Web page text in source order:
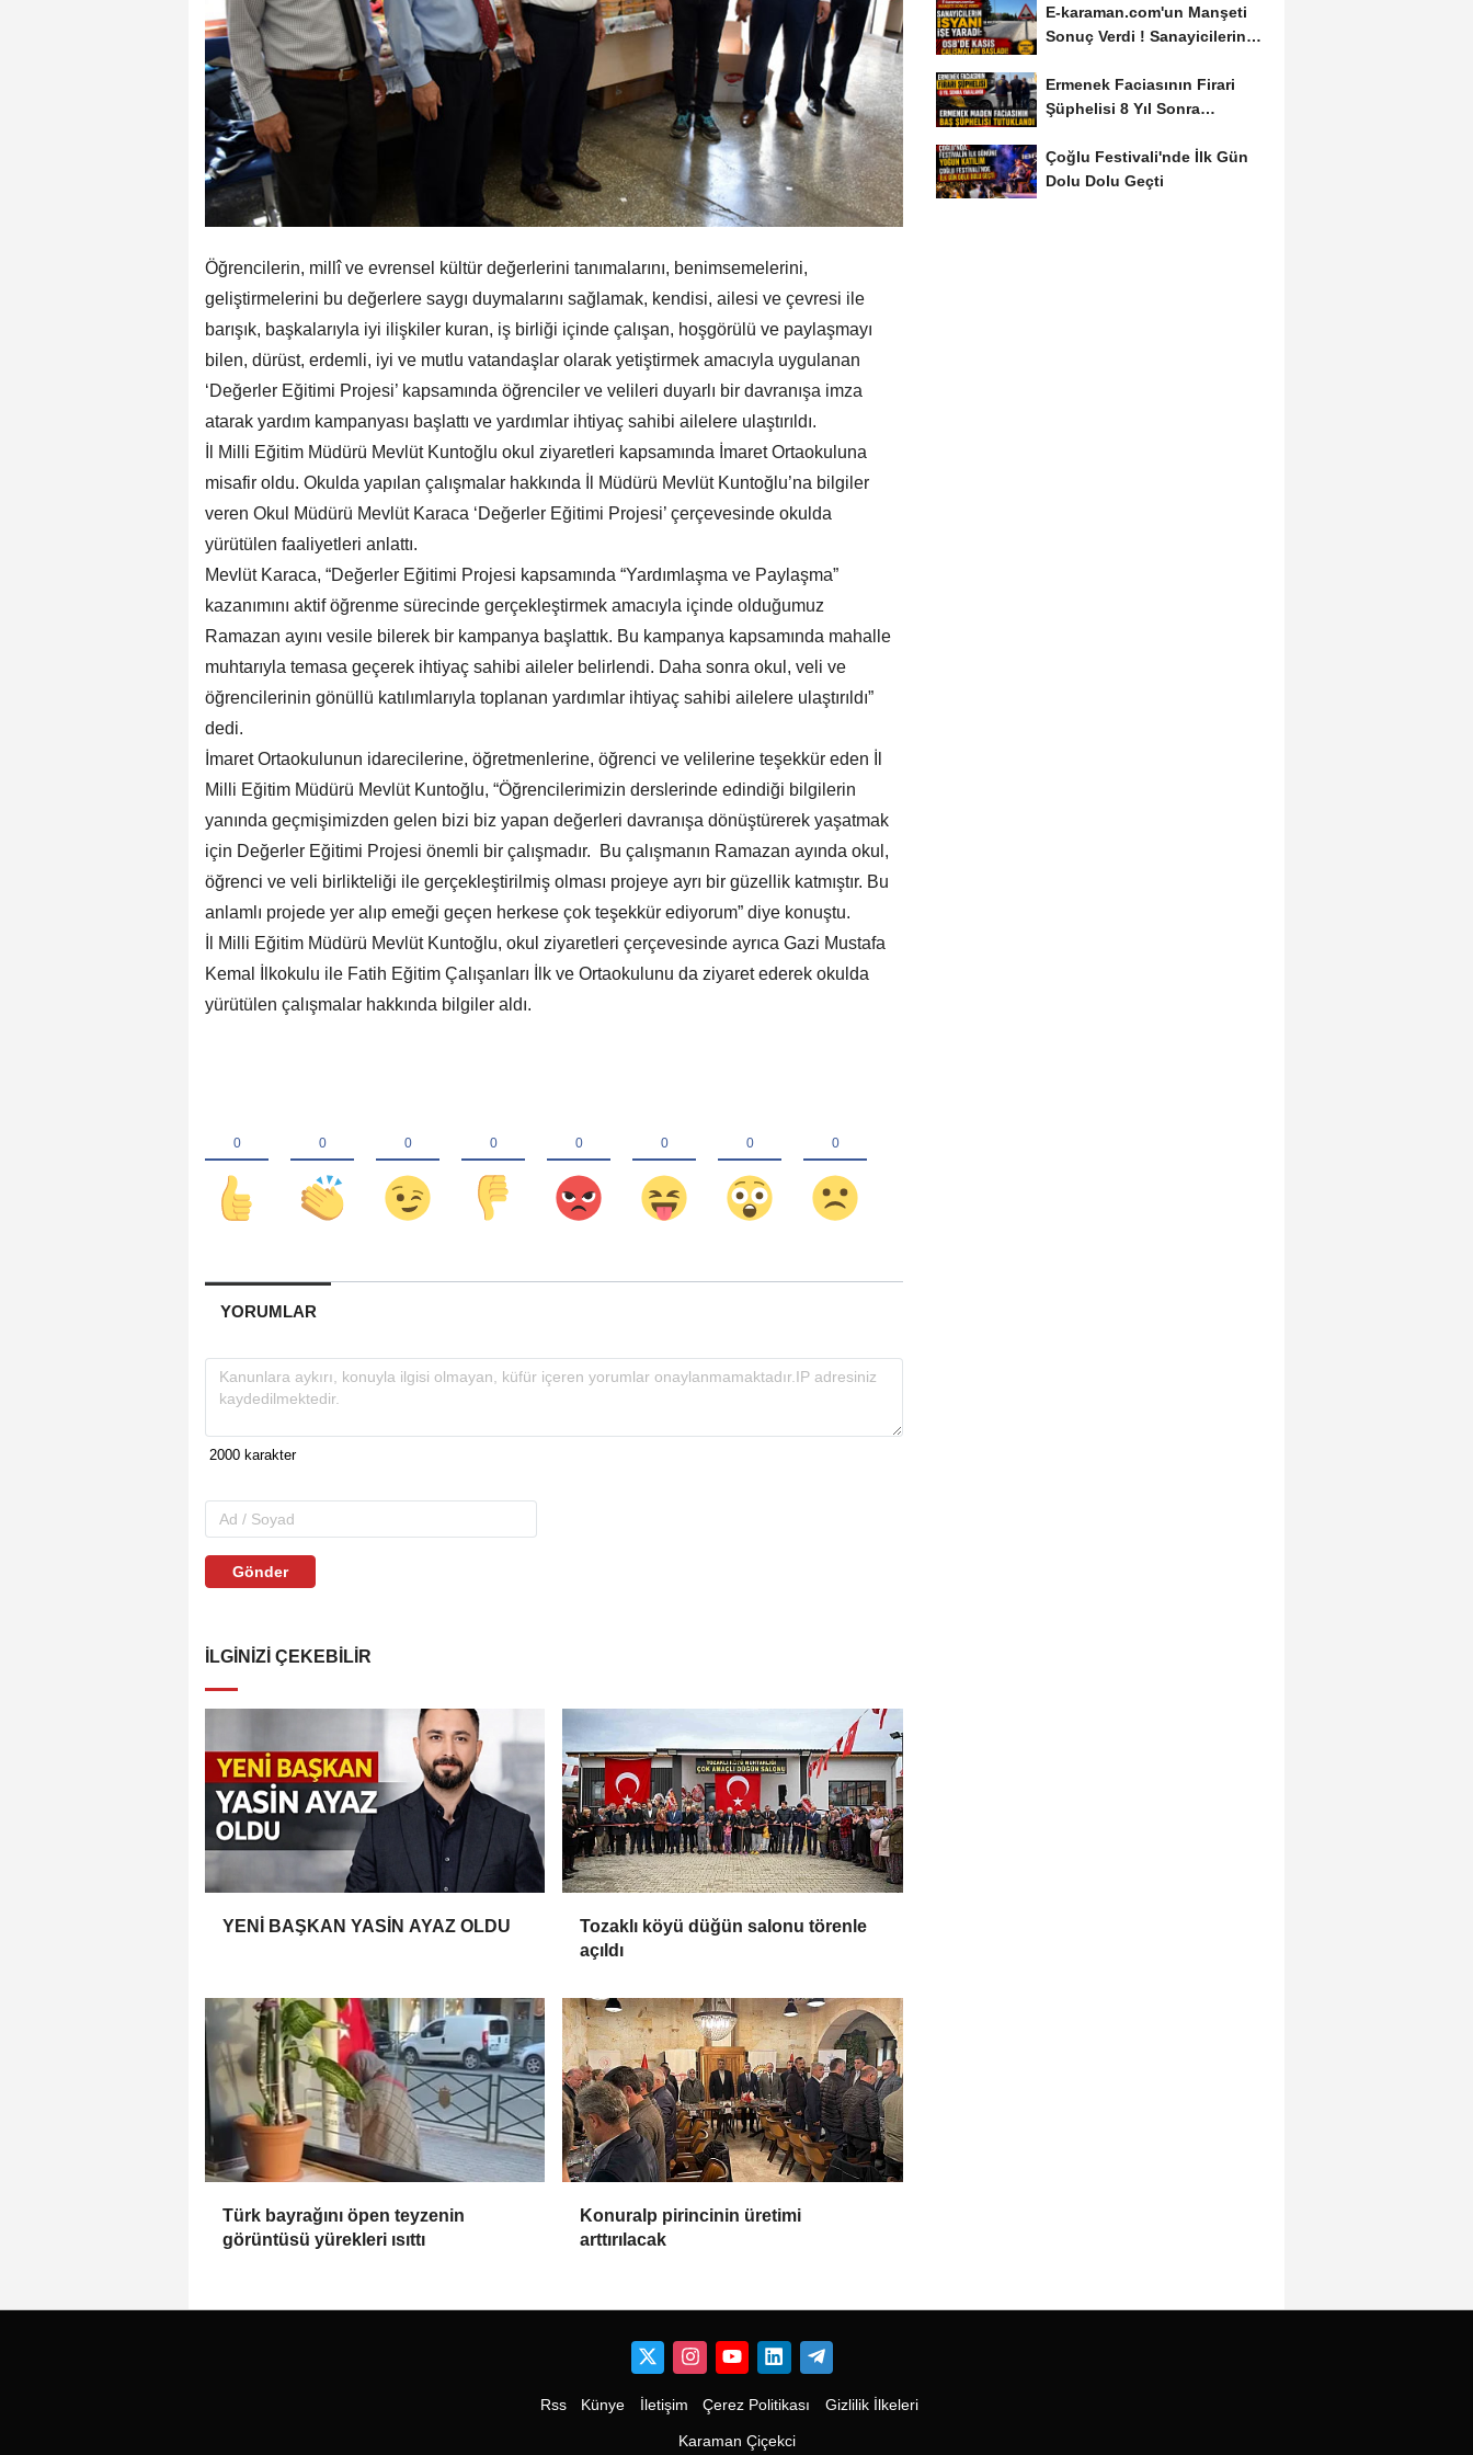
Öğrencilerin, millî ve evrensel kültür değerlerini tanımalarını, benimsemelerini,
geliştirmelerini bu değerlere saygı duymalarını sağlamak, kendisi, ailesi ve çevresi ile
barışık, başkalarıyla iyi ilişkiler kuran, iş birliği içinde çalışan, hoşgörülü ve paylaşmayı
bilen, dürüst, erdemli, iyi ve mutlu vatandaşlar olarak yetiştirmek amacıyla uygulanan
‘Değerler Eğitimi Projesi’ kapsamında öğrenciler ve velileri duyarlı bir davranışa imza
atarak yardım kampanyası başlattı ve yardımlar ihtiyaç sahibi ailelere ulaştırıldı.
İl Milli Eğitim Müdürü Mevlüt Kuntoğlu okul ziyaretleri kapsamında İmaret Ortaokuluna
misafir oldu. Okulda yapılan çalışmalar hakkında İl Müdürü Mevlüt Kuntoğlu’na bilgiler
veren Okul Müdürü Mevlüt Karaca ‘Değerler Eğitimi Projesi’ çerçevesinde okulda
yürütülen faaliyetleri anlattı.
Mevlüt Karaca, “Değerler Eğitimi Projesi kapsamında “Yardımlaşma ve Paylaşma”
kazanımını aktif öğrenme sürecinde gerçekleştirmek amacıyla içinde olduğumuz
Ramazan ayını vesile bilerek bir kampanya başlattık. Bu kampanya kapsamında mahalle
muhtarıyla temasa geçerek ihtiyaç sahibi aileler belirlendi. Daha sonra okul, veli ve
öğrencilerinin gönüllü katılımlarıyla toplanan yardımlar ihtiyaç sahibi ailelere ulaştırıldı”
dedi.
İmaret Ortaokulunun idarecilerine, öğretmenlerine, öğrenci ve velilerine teşekkür eden İl
Milli Eğitim Müdürü Mevlüt Kuntoğlu, “Öğrencilerimizin derslerinde edindiği bilgilerin
yanında geçmişimizden gelen bizi biz yapan değerleri davranışa dönüştürerek yaşatmak
için Değerler Eğitimi Projesi önemli bir çalışmadır. Bu çalışmanın Ramazan ayında okul,
öğrenci ve veli birlikteliği ile gerçekleştirilmiş olması projeye ayrı bir güzellik katmıştır. Bu
anlamlı projede yer alıp emeği geçen herkese çok teşekkür ediyorum” diye konuştu.
İl Milli Eğitim Müdürü Mevlüt Kuntoğlu, okul ziyaretleri çerçevesinde ayrıca Gazi Mustafa
Kemal İlkokulu ile Fatih Eğitim Çalışanları İlk ve Ortaokulunu da ziyaret ederek okulda
yürütülen çalışmalar hakkında bilgiler aldı.
YORUMLAR
Gönder
İLGINIZI ÇEKEBILIR
YENİ BAŞKAN YASİN AYAZ OLDU
Tozaklı köyü düğün salonu törenle
açıldı
Türk bayrağını öpen teyzenin
görüntüsü yürekleri ısıttı
Konuralp pirincinin üretimi
arttırılacak
E-karaman.com'un Manşeti
Sonuç Verdi ! Sanayicilerin
Ermenek Faciasının Firari
Şüphelisi 8 Yıl Sonra
Çoğlu Festivali'nde İlk Gün
Dolu Dolu Geçti
Rss Künye İletişim Çerez Politikası Gizlilik İlkeleri
Karaman Çiçekci